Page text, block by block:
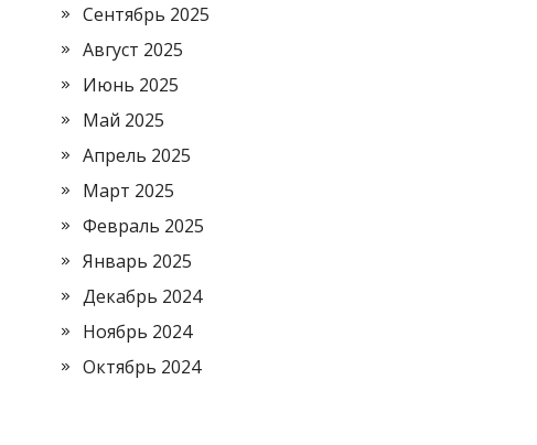
Сентябрь 2025
Август 2025
Июнь 2025
Май 2025
Апрель 2025
Март 2025
Февраль 2025
Январь 2025
Декабрь 2024
Ноябрь 2024
Октябрь 2024